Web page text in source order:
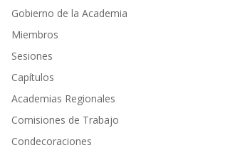
Gobierno de la Academia
Miembros
Sesiones
Capítulos
Academias Regionales
Comisiones de Trabajo
Condecoraciones